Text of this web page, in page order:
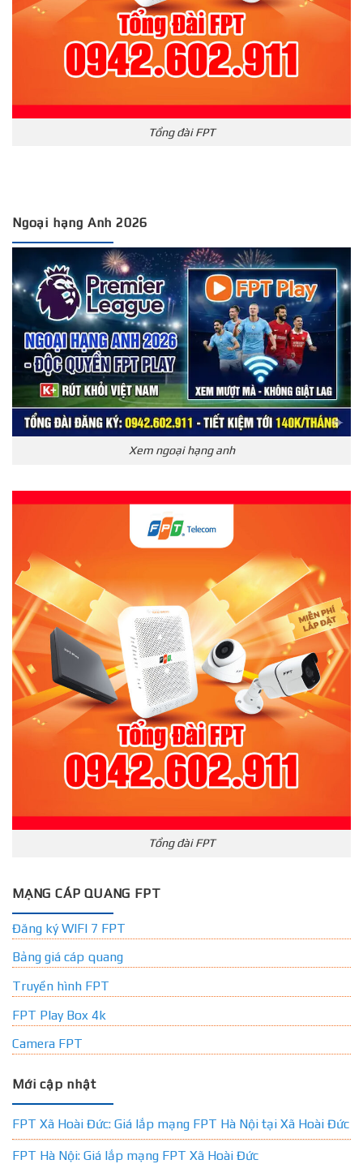
Tổng đài FPT
Ngoại hạng Anh 2026
Xem ngoại hạng anh
Tổng đài FPT
MẠNG CÁP QUANG FPT
Đăng ký WIFI 7 FPT
Bảng giá cáp quang
Truyền hình FPT
FPT Play Box 4k
Camera FPT
Mới cập nhật
FPT Xã Hoài Đức: Giá lắp mạng FPT Hà Nội tại Xã Hoài Đức
FPT Hà Nội: Giá lắp mạng FPT Xã Hoài Đức